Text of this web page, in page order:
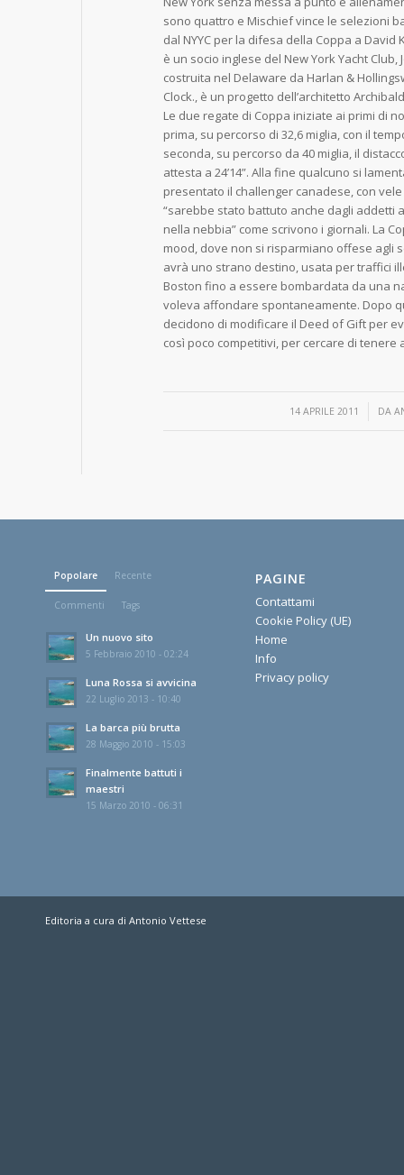
sono quattro e Mischief vince le selezioni
dal NYYC per la difesa della Coppa a David
è un socio inglese del New York Yacht Club,
costruita nel Delaware da Harlan &
Clock., è un progetto dell’architetto
Le due regate di Coppa iniziate ai primi di
prima, su percorso di 32,6 miglia, con il
seconda, su percorso da 40 miglia, il
attesta a 24’14”. Alla fine qualcuno si
presentato il challenger canadese, con
“sarebbe stato battuto anche dagli addetti
nella nebbia” come scrivono i giornali. La
mood, dove non si risparmiano offese agli
avrà uno strano destino, usata per traffici
Boston fino a essere bombardata da una
voleva affondare spontaneamente. Dopo
decidono di modificare il Deed of Gift per
così poco competitivi, per cercare di tenere
14 APRILE 2011
/ DA
Popolare Recente
Commenti Tags
Un nuovo sito
5 Febbraio 2010 - 02:24
Luna Rossa si avvicina
22 Luglio 2013 - 10:40
La barca più brutta
28 Maggio 2010 - 15:03
Finalmente battuti i
maestri
15 Marzo 2010 - 06:31
PAGINE
Contattami
Cookie Policy (UE)
Home
Info
Privacy policy
Editoria a cura di Antonio Vettese